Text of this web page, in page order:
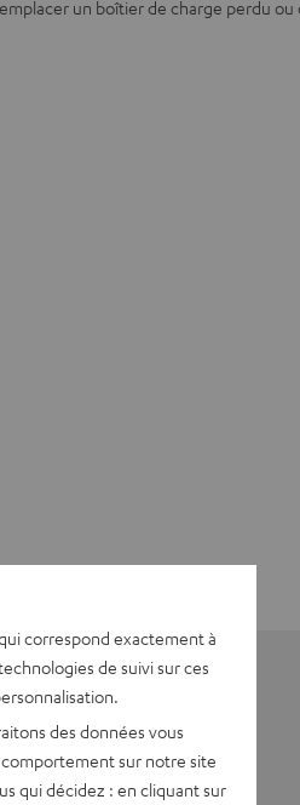
un boîtier de charge perdu
correspond exactement à
de suivi sur ces
des données vous
sur notre site
qui décidez : en cliquant sur